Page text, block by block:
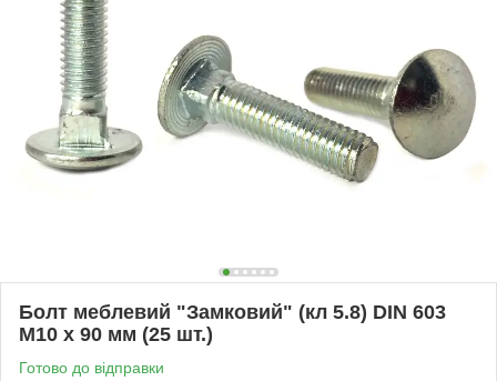
Болт меблевий "Замковий" (кл 5.8) DIN 603
М10 х 90 мм (25 шт.)
Готово до відправки